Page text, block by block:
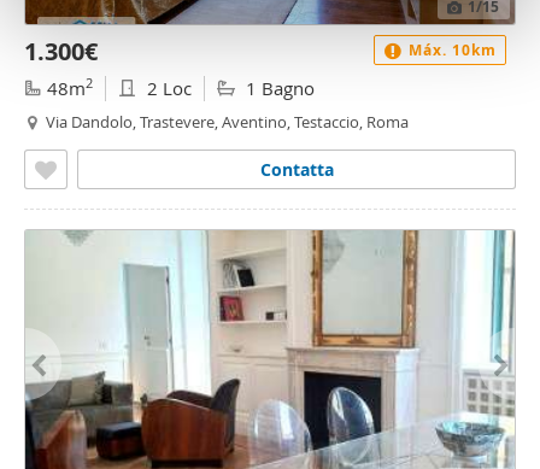
con altre informazioni che ha fornito loro o che hanno
raccolto dal suo utilizzo dei loro servizi.
1/15
1.300€
48m2 2 Loc 1 Bagno
Via Dandolo, Trastevere, Aventino, Testaccio, Roma
Contatta
Máx. 10km